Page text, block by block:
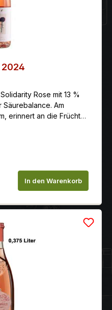
fördert die
(Barrique)
2024
Rose mit 13 %
Säurebalance. Am
erinnert an die Früchte,
den
In den Warenkorb